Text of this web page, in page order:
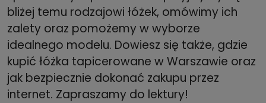
bliżej temu rodzajowi łóżek, omówimy ich
zalety oraz pomożemy w wyborze
idealnego modelu. Dowiesz się także, gdzie
kupić łóżka tapicerowane w Warszawie oraz
jak bezpiecznie dokonać zakupu przez
internet. Zapraszamy do lektury!